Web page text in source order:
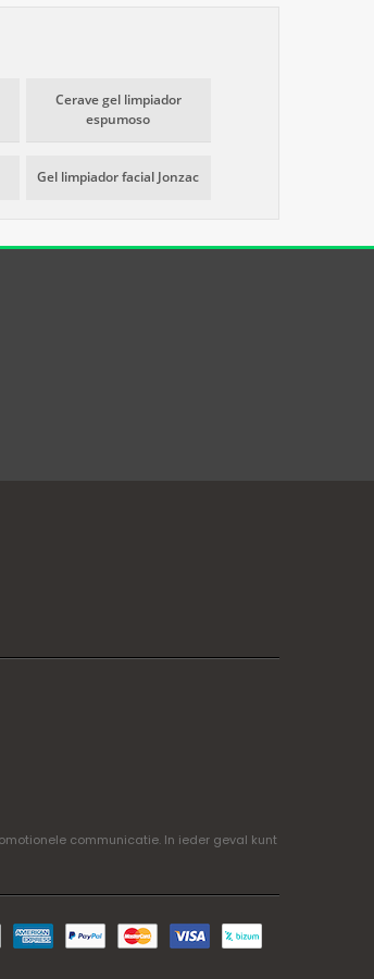
Cerave gel limpiador
espumoso
Gel limpiador facial Jonzac
communicatie. In ieder geval kunt